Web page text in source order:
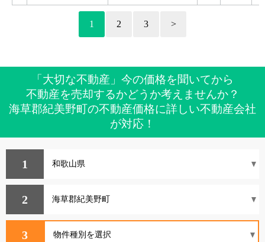
1 2 3 >
「大切な不動産」今の価格を聞いてから
不動産を売却するかどうか考えませんか？
海草郡紀美野町の不動産価格に詳しい不動産会社
が対応！
1
2
3